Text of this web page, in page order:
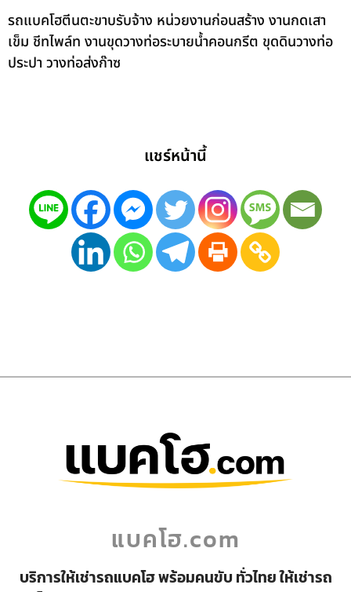
รถแบคโฮตีนตะขาบรับจ้าง หน่วยงานก่อนสร้าง งานกดเสา
เข็ม ชีทไพล์ท งานขุดวางท่อระบายน้ำคอนกรีต ขุดดินวางท่อ
ประปา วางท่อส่งก๊าซ
แชร์หน้านี้
แบคโฮ.com
บริการให้เช่ารถแบคโฮ พร้อมคนขับ ทั่วไทย ให้เช่ารถ